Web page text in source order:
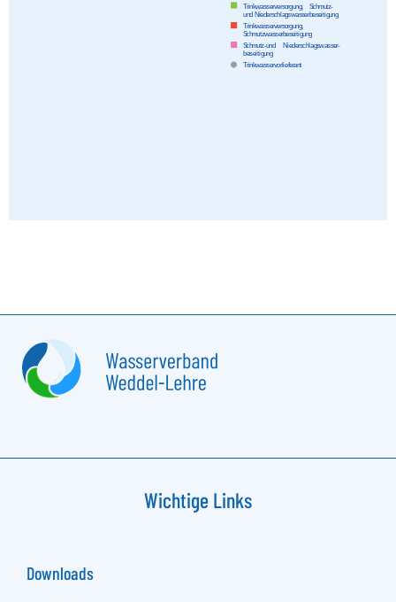
Trinkwasserversorgung, Schmutz-
und Niederschlagswasserbeseitigung
Trinkwasserversorgung,
Schmutzwasserbeseitigung
Schmutz-und Niederschlagswasser-
beseitigung
Trinkwasservorlieferant
Wichtige Links
Downloads